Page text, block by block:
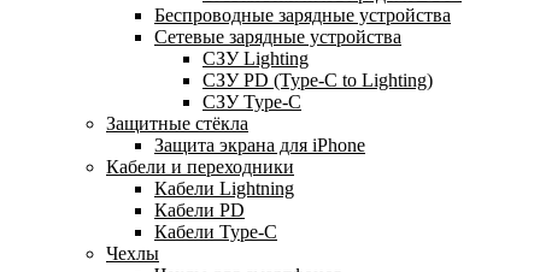
Беспроводные зарядные устройства
Сетевые зарядные устройства
СЗУ Lighting
СЗУ PD (Type-C to Lighting)
СЗУ Type-C
Защитные стёкла
Защита экрана для iPhone
Кабели и переходники
Кабели Lightning
Кабели PD
Кабели Type-C
Чехлы